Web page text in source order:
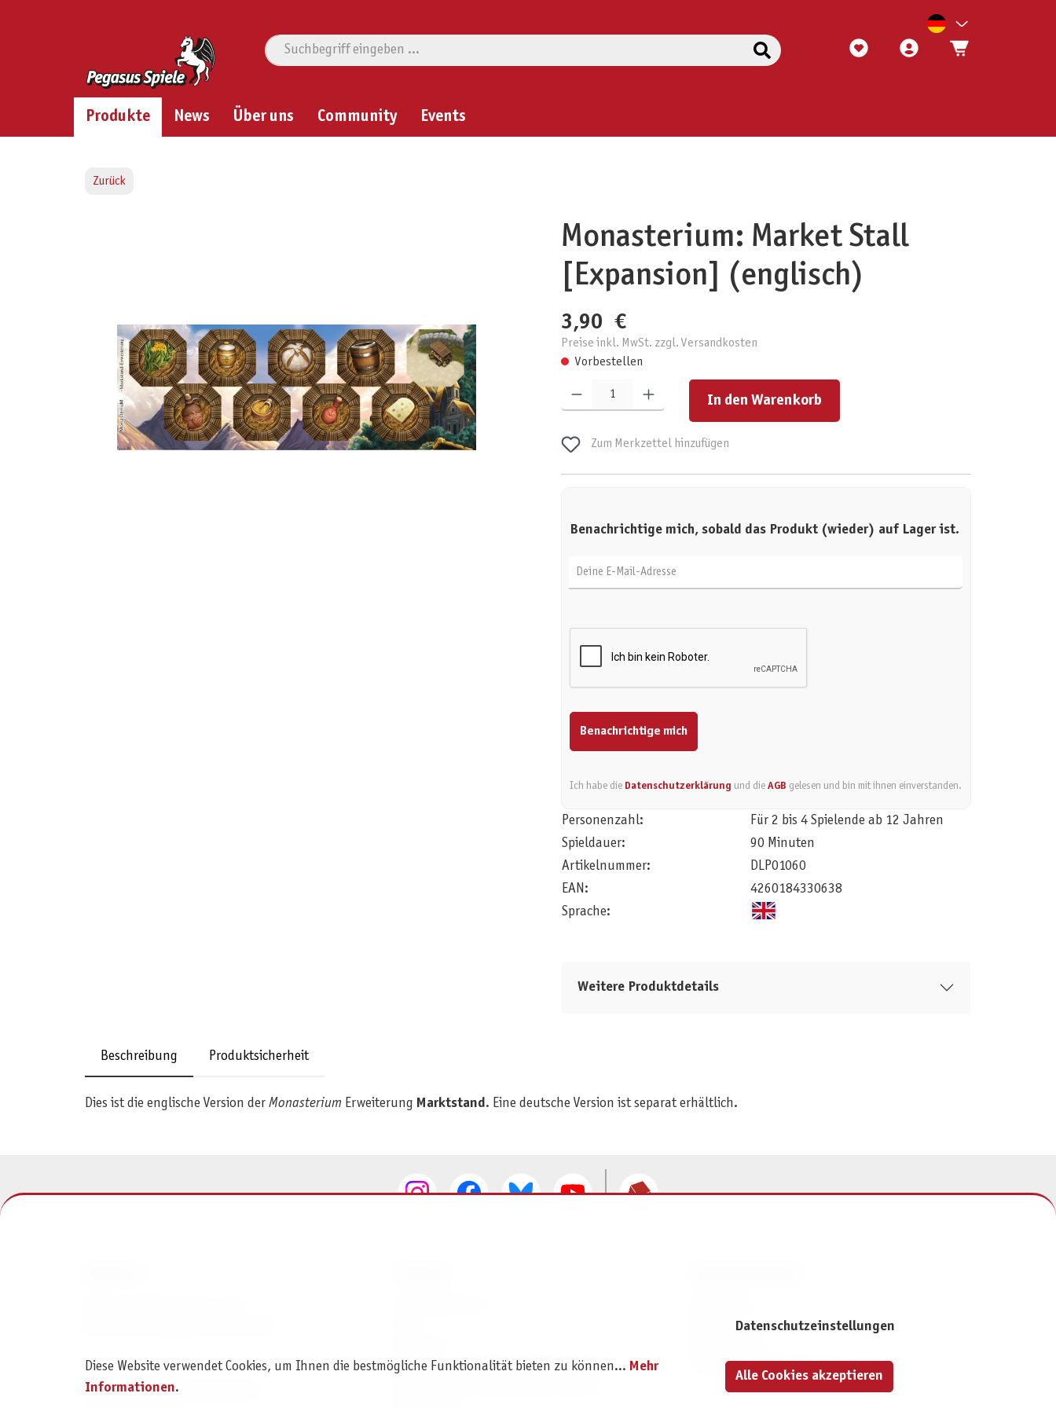
Produkte News Über uns Community Events
Zurück
Monasterium: Market Stall
[Expansion] (englisch)
3,90 €
Preise inkl. MwSt. zzgl. Versandkosten
Vorbestellen
Produkt Anzahl: Gib den gewünschten Wert ein oder benutze die Schaltflächen um die Anzahl zu erhöhen oder zu reduzieren.
In den Warenkorb
Zum Merkzettel hinzufügen
Benachrichtige mich, sobald das Produkt (wieder) auf Lager ist.
Benachrichtige mich
Ich habe die Datenschutzerklärung und dieAGB gelesen und bin mit ihnen einverstanden.
Personenzahl:
Für 2 bis 4 Spielende ab 12 Jahren
Spieldauer:
90 Minuten
Artikelnummer:
DLP01060
EAN:
4260184330638
Sprache:
Weitere Produktdetails
Beschreibung Produktsicherheit
Dies ist die englische Version der Monasterium Erweiterung Marktstand. Eine deutsche Version ist separat erhältlich.
Am Straßbach 3
61169 Friedberg (Deutschland)
Versand- und Zahlungsbedingungen
Kontakt
Privatsphäre-Einstellungen
Diese Website verwendet Cookies, um Ihnen die bestmögliche Funktionalität bieten zu können... Mehr
Informationen.
Datenschutzeinstellungen
Alle Cookies akzeptieren